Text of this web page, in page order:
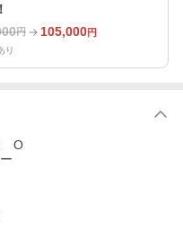
円 105,000円
り
O